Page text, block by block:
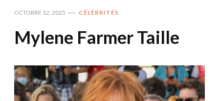
OCTOBRE 12, 2025 CÉLÉBRITÉS
Mylene Farmer Taille